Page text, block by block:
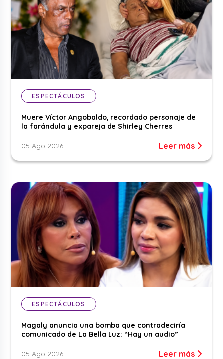
ESPECTÁCULOS
Muere Víctor Angobaldo, recordado personaje de
la farándula y expareja de Shirley Cherres
05 Ago 2026 Leer más
ESPECTÁCULOS
Magaly anuncia una bomba que contradeciría
comunicado de La Bella Luz: “Hay un audio”
05 Ago 2026 Leer más